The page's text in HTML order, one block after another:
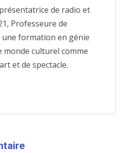
de radio et
Professeure de
une formation en génie
monde culturel comme
et de spectacle.